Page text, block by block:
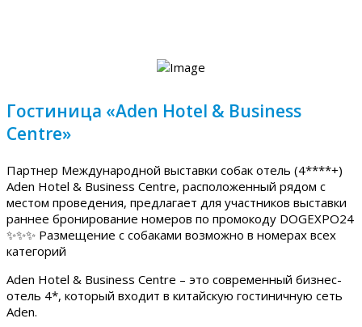
Гостиница «Aden Hotel & Business
Centre»
Партнер Международной выставки собак отель (4****+)
Aden Hotel & Business Centre, расположенный рядом с
местом проведения, предлагает для участников выставки
раннее бронирование номеров по промокоду DOGEXPO24
✨✨✨ Размещение с собаками возможно в номерах всех
категорий
Aden Hotel & Business Centre – это современный бизнес-
отель 4*, который входит в китайскую гостиничную сеть
Aden.